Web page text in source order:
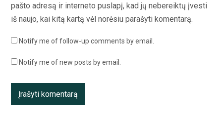
pašto adresą ir interneto puslapį, kad jų nebereiktų įvesti
iš naujo, kai kitą kartą vėl norėsiu parašyti komentarą.
Notify me of follow-up comments by email.
Notify me of new posts by email.